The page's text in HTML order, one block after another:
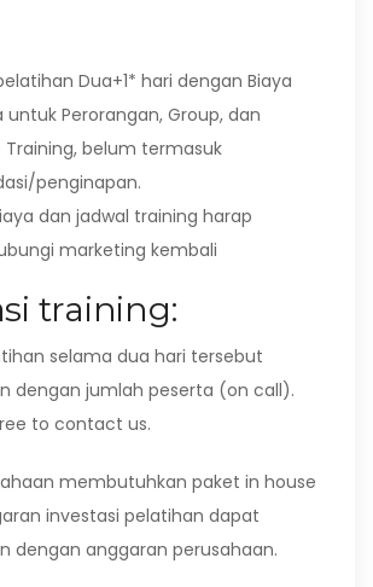
Dua+1* hari dengan Biaya
untuk Perorangan, Group, dan
Training, belum termasuk
penginapan.
dan jadwal training harap
marketing kembali
training:
selama dua hari tersebut
dengan jumlah peserta (on call).
to contact us.
membutuhkan paket in house
investasi pelatihan dapat
dengan anggaran perusahaan.